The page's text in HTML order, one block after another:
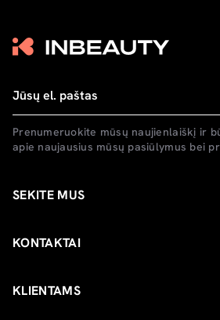
Prenumeruokite mūsų naujienlaiškį ir
apie naujausius mūsų pasiūlymus bei
SEKITE MUS
KONTAKTAI
KLIENTAMS